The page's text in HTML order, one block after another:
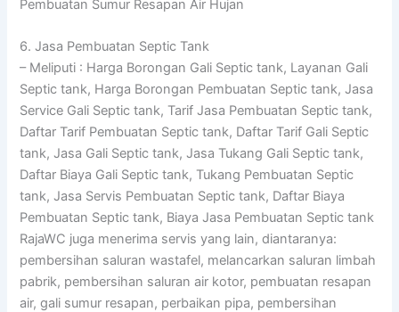
Pembuatan Sumur Resapan Air Hujan
6. Jasa Pembuatan Septic Tank
– Meliputi : Harga Borongan Gali Septic tank, Layanan Gali
Septic tank, Harga Borongan Pembuatan Septic tank, Jasa
Service Gali Septic tank, Tarif Jasa Pembuatan Septic tank,
Daftar Tarif Pembuatan Septic tank, Daftar Tarif Gali Septic
tank, Jasa Gali Septic tank, Jasa Tukang Gali Septic tank,
Daftar Biaya Gali Septic tank, Tukang Pembuatan Septic
tank, Jasa Servis Pembuatan Septic tank, Daftar Biaya
Pembuatan Septic tank, Biaya Jasa Pembuatan Septic tank
RajaWC juga menerima servis yang lain, diantaranya:
pembersihan saluran wastafel, melancarkan saluran limbah
pabrik, pembersihan saluran air kotor, pembuatan resapan
air, gali sumur resapan, perbaikan pipa, pembersihan